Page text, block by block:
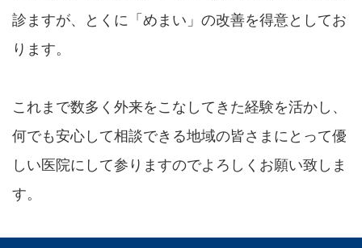
診ますが、とくに「めまい」の改善を得意としてお
ります。
これまで数多く外来をこなしてきた経験を活かし、
何でも安心して相談できる地域の皆さまにとって優
しい医院にして参りますのでよろしくお願い致しま
す。